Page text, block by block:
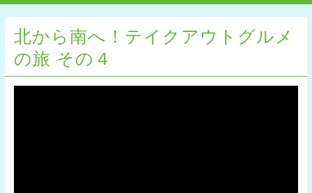
北から南へ！テイクアウトグルメ
の旅 その４